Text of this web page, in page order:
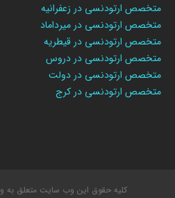
متخصص ارتودنسی در زعفرانیه
متخصص ارتودنسی در میرداماد
متخصص ارتودنسی در قیطریه
متخصص ارتودنسی در دروس
متخصص ارتودنسی در دولت
متخصص ارتودنسی در کرج
کلیه حقوق این وب سایت متعلق